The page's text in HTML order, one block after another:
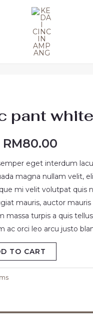
pant white
RM80.00
eget interdum
magna nullam velit,
mi velit volutpat quis
mauris, auctor mauris
massa turpis a quis
ac orci leo arcu justo
TO CART